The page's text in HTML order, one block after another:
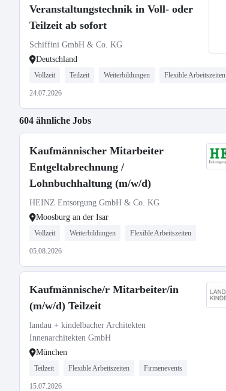
Veranstaltungstechnik in Voll- oder
Teilzeit ab sofort
Schiffini GmbH & Co. KG
Deutschland
Vollzeit Teilzeit Weiterbildungen Flexible Arbeitszeiten
24.07.2026
604 ähnliche Jobs
Kaufmännischer Mitarbeiter
Entgeltabrechnung /
Lohnbuchhaltung (m/w/d)
HEINZ Entsorgung GmbH & Co. KG
Moosburg an der Isar
Vollzeit Weiterbildungen Flexible Arbeitszeiten
05.08.2026
Kaufmännische/r Mitarbeiter/in
(m/w/d) Teilzeit
landau + kindelbacher Architekten
Innenarchitekten GmbH
München
Teilzeit Flexible Arbeitszeiten Firmenevents
15.07.2026